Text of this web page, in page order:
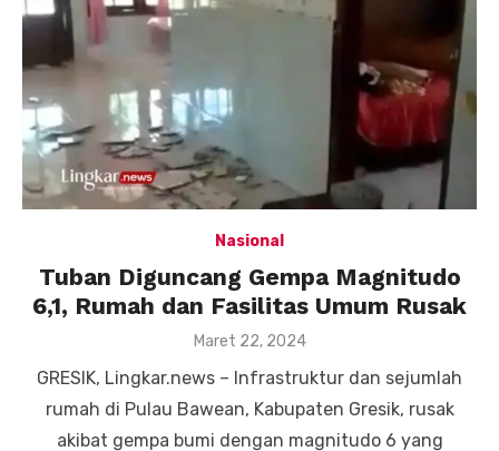
Nasional
Tuban Diguncang Gempa Magnitudo
6,1, Rumah dan Fasilitas Umum Rusak
Posted
Maret 22, 2024
GRESIK, Lingkar.news – Infrastruktur dan sejumlah
rumah di Pulau Bawean, Kabupaten Gresik, rusak
akibat gempa bumi dengan magnitudo 6 yang